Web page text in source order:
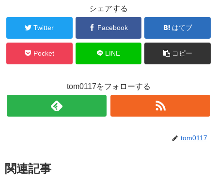
シェアする
Twitter Facebook はてブ
Pocket LINE コピー
tom0117をフォローする
tom0117
関連記事